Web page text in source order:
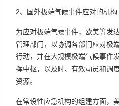
2、国外极端气候事件应对的机构
为应对极端气候事件，欧美等发
管理部门，以协调各部门应对极
行动，并在大规模极端气候事件
挥中枢，以及时、有效动员和调
资源。
在常设性应急机构的组建方面，